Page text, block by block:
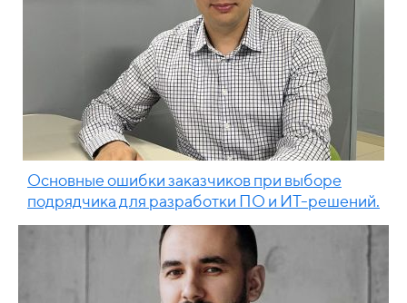
Основные ошибки заказчиков при выборе
подрядчика для разработки ПО и ИТ-решений.